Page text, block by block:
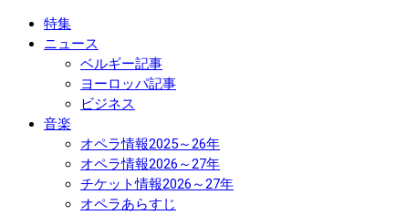
特集
ニュース
ベルギー記事
ヨーロッパ記事
ビジネス
音楽
オペラ情報2025～26年
オペラ情報2026～27年
チケット情報2026～27年
オペラあらすじ